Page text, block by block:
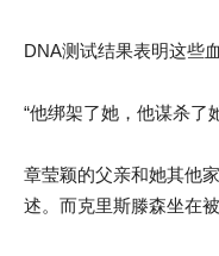
DNA测试结果表明这些
“他绑架了她，他谋杀了
章莹颖的父亲和她其他
述。而克里斯滕森坐在